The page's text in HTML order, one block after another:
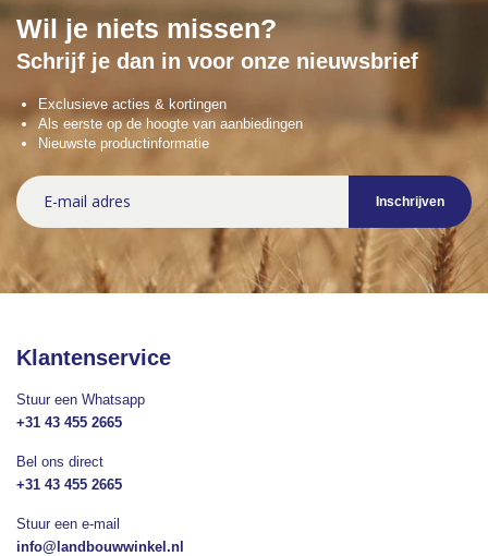
Wil je niets missen?
Schrijf je dan in voor onze nieuwsbrief
Exclusieve acties & kortingen
Als eerste op de hoogte van aanbiedingen
Nieuwste productinformatie
Abonneer
u
op
Inschrijven
Klantenservice
Stuur een Whatsapp
+31 43 455 2665
Bel ons direct
+31 43 455 2665
Stuur een e-mail
info@landbouwwinkel.nl